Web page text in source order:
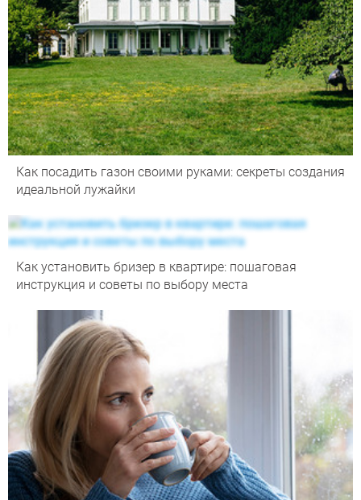
Как посадить газон своими руками: секреты создания
идеальной лужайки
Как установить бризер в квартире: пошаговая
инструкция и советы по выбору места